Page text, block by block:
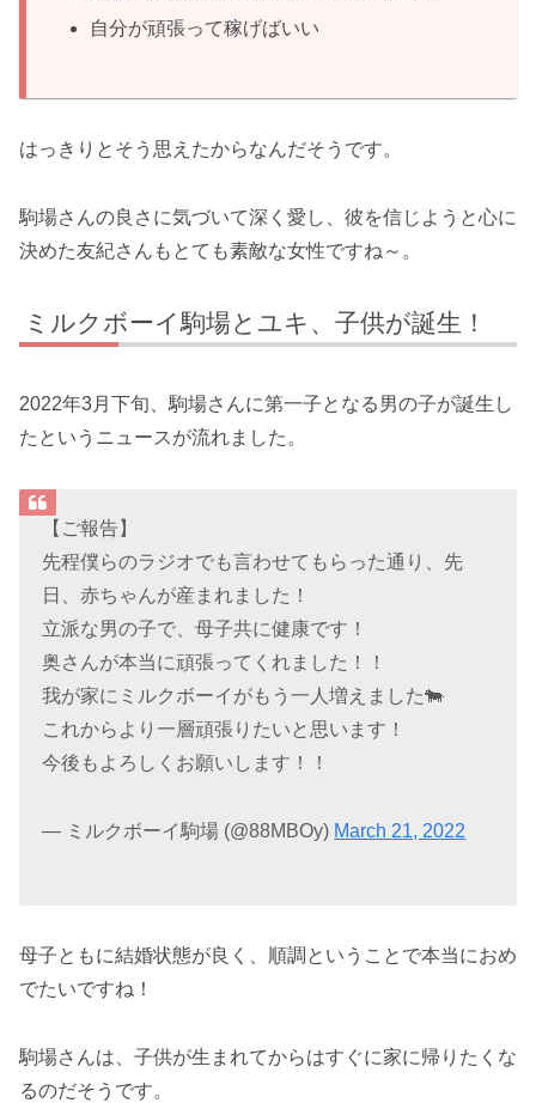
自分が頑張って稼げばいい
はっきりとそう思えたからなんだそうです。
駒場さんの良さに気づいて深く愛し、彼を信じようと心に
決めた友紀さんもとても素敵な女性ですね～。
ミルクボーイ駒場とユキ、子供が誕生！
2022年3月下旬、駒場さんに第一子となる男の子が誕生し
たというニュースが流れました。
【ご報告】
先程僕らのラジオでも言わせてもらった通り、先
日、赤ちゃんが産まれました！
立派な男の子で、母子共に健康です！
奥さんが本当に頑張ってくれました！！
我が家にミルクボーイがもう一人増えました🐄
これからより一層頑張りたいと思います！
今後もよろしくお願いします！！
— ミルクボーイ駒場 (@88MBOy) March 21, 2022
母子ともに結婚状態が良く、順調ということで本当におめ
でたいですね！
駒場さんは、子供が生まれてからはすぐに家に帰りたくな
るのだそうです。